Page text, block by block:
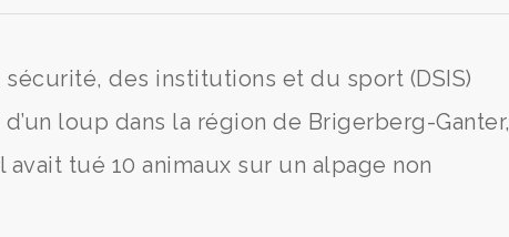
des institutions et du sport (DSIS)
loup dans la région de Brigerberg-Ganter,
avait tué 10 animaux sur un alpage non